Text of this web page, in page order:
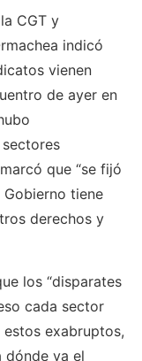
CGT y
indicó
vienen
de ayer en
que “se fijó
tiene
derechos y
los “disparates
cada sector
exabruptos,
dónde va el